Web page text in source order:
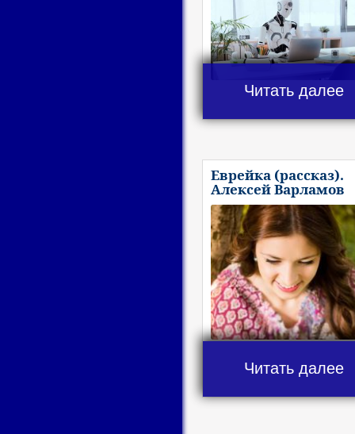
Читать далее
Еврейка (рассказ).
Алексей Варламов
Читать далее